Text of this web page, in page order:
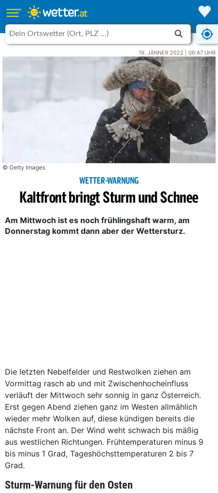
19. JÄNNER 2022 | 06:47 UHR
© Getty Images
WETTER-WARNUNG
Kaltfront bringt Sturm und Schnee
Am Mittwoch ist es noch frühlingshaft warm, am
Donnerstag kommt dann aber der Wettersturz.
Die letzten Nebelfelder und Restwolken ziehen am
Vormittag rasch ab und mit Zwischenhocheinfluss
verläuft der Mittwoch sehr sonnig in ganz Österreich.
Erst gegen Abend ziehen ganz im Westen allmählich
wieder mehr Wolken auf, diese kündigen bereits die
nächste Front an. Der Wind weht schwach bis mäßig
aus westlichen Richtungen. Frühtemperaturen minus 9
bis minus 1 Grad, Tageshöchsttemperaturen 2 bis 7
Grad.
Sturm-Warnung für den Osten